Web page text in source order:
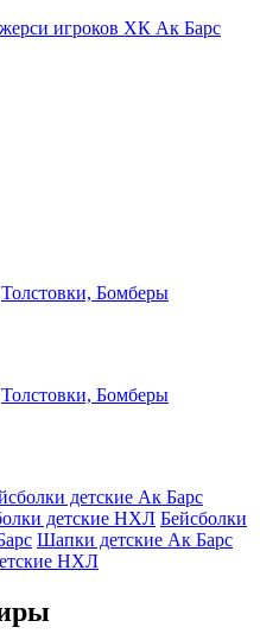
игроков ХК Ак Барс
Толстовки, Бомберы
Толстовки, Бомберы
детские Ак Барс
детские НХЛ Бейсболки
Шапки детские Ак Барс
НХЛ